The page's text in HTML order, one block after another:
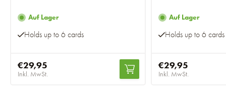
Auf Lager
Holds up to 6 cards
€29,95
Inkl. MwSt.
Auf Lager
Holds up to 6 cards
€29,95
Inkl. MwSt.